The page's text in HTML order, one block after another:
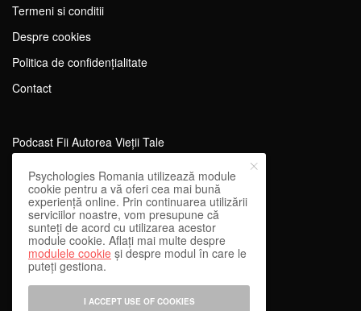
Termeni si conditii
Despre cookies
Politica de confidențialitate
Contact
Podcast Fii Autorea Vieții Tale
Evenimente Fii Autoarea Vieții Tale!
SportEdu
Antrenament Mental pentru Sportivi
Learning Network
WEnough
Reward & Engage
Psychologies Romania utilizează module
cookie pentru a vă oferi cea mai bună
experiență online. Prin continuarea utilizării
serviciilor noastre, vom presupune că
sunteți de acord cu utilizarea acestor
module cookie. Aflați mai multe despre
modulele cookie și despre modul în care le
puteți gestiona.
I ACCEPT USE OF COOKIES